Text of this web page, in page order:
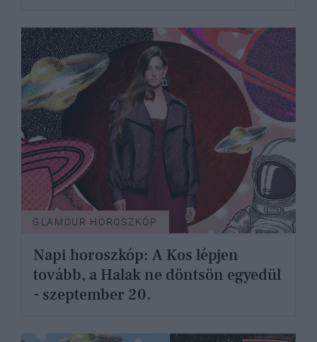
GLAMOUR HOROSZKÓP
Napi horoszkóp: A Kos lépjen
tovább, a Halak ne döntsön egyedül
- szeptember 20.